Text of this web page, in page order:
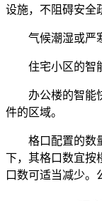
设施，不阻碍安全
气候潮湿或严寒
住宅小区的智能
办公楼的智能快
件的区域。
格口配置的数量
下，其格口数宜按
口数可适当减少。